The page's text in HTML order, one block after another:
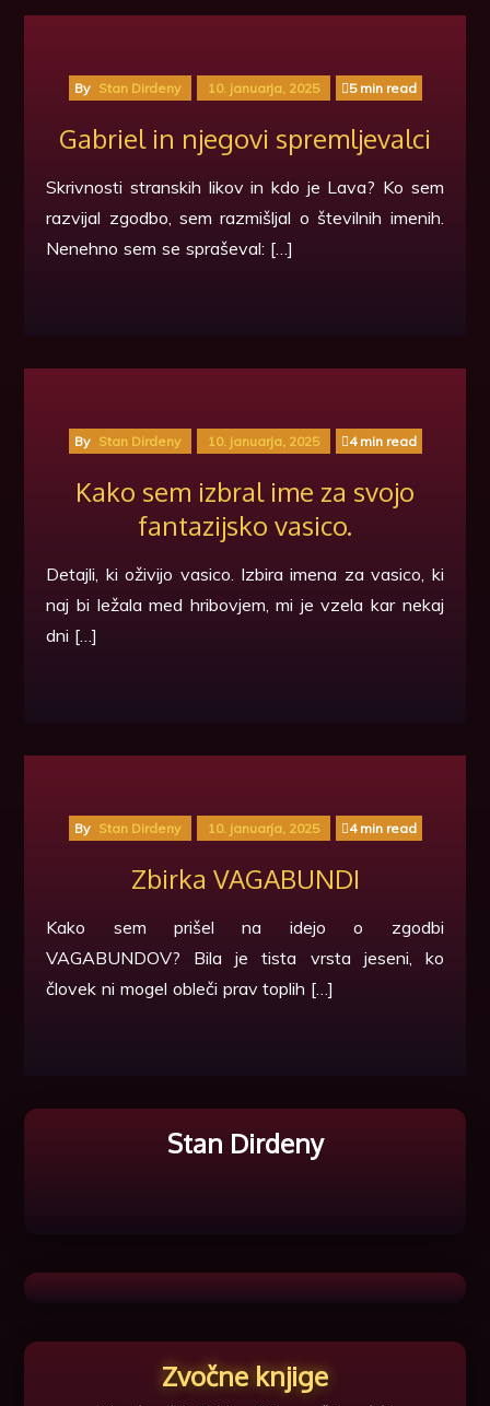
By Stan Dirdeny 10. januarja, 2025 5 min read
Gabriel in njegovi spremljevalci
Skrivnosti stranskih likov in kdo je Lava? Ko sem
razvijal zgodbo, sem razmišljal o številnih imenih.
Nenehno sem se spraševal: […]
By Stan Dirdeny 10. januarja, 2025 4 min read
Kako sem izbral ime za svojo
fantazijsko vasico.
Detajli, ki oživijo vasico. Izbira imena za vasico, ki
naj bi ležala med hribovjem, mi je vzela kar nekaj
dni […]
By Stan Dirdeny 10. januarja, 2025 4 min read
Zbirka VAGABUNDI
Kako sem prišel na idejo o zgodbi
VAGABUNDOV? Bila je tista vrsta jeseni, ko
človek ni mogel obleči prav toplih […]
Stan Dirdeny
Zvočne knjige